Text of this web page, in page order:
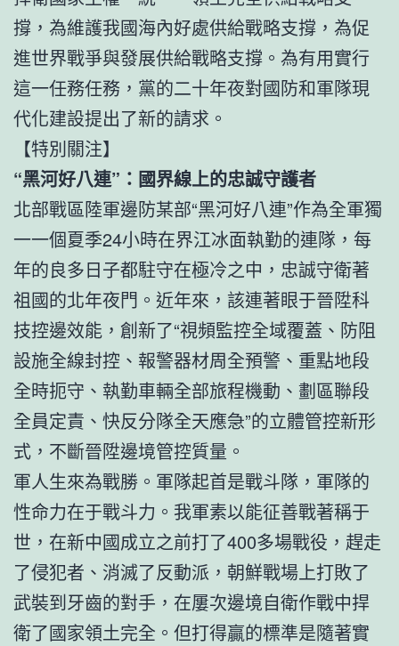
撐，為維護我國海內好處供給戰略支撐，為促
進世界戰爭與發展供給戰略支撐。為有用實行
這一任務任務，黨的二十年夜對國防和軍隊現
代化建設提出了新的請求。
【特別關注】
“黑河好八連”：國界線上的忠誠守護者
北部戰區陸軍邊防某部“黑河好八連”作為全軍獨
一一個夏季24小時在界江冰面執勤的連隊，每
年的良多日子都駐守在極冷之中，忠誠守衛著
祖國的北年夜門。近年來，該連著眼于晉陞科
技控邊效能，創新了“視頻監控全域覆蓋、防阻
設施全線封控、報警器材周全預警、重點地段
全時扼守、執勤車輛全部旅程機動、劃區聯段
全員定責、快反分隊全天應急”的立體管控新形
式，不斷晉陞邊境管控質量。
軍人生來為戰勝。軍隊起首是戰斗隊，軍隊的
性命力在于戰斗力。我軍素以能征善戰著稱于
世，在新中國成立之前打了400多場戰役，趕走
了侵犯者、消滅了反動派，朝鮮戰場上打敗了
武裝到牙齒的對手，在屢次邊境自衛作戰中捍
衛了國家領土完全。但打得贏的標準是隨著實